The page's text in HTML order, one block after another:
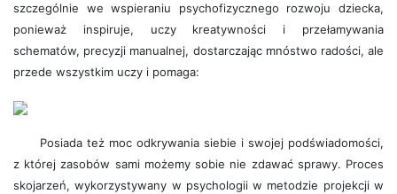
szczególnie we wspieraniu psychofizycznego rozwoju dziecka,
ponieważ inspiruje, uczy kreatywności i przełamywania
schematów, precyzji manualnej, dostarczając mnóstwo radości, ale
przede wszystkim uczy i pomaga:
Posiada też moc odkrywania siebie i swojej podświadomości,
z której zasobów sami możemy sobie nie zdawać sprawy. Proces
skojarzeń, wykorzystywany w psychologii w metodzie projekcji w